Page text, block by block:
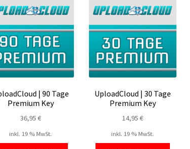
| 90 Tage
Premium Key
36,95 €
inkl. 19 % MwSt.
UploadCloud | 30 Tage
Premium Key
14,95 €
inkl. 19 % MwSt.